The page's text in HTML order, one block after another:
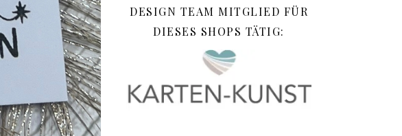
DESIGN TEAM MITGLIED FÜR
DIESES SHOPS TÄTIG: